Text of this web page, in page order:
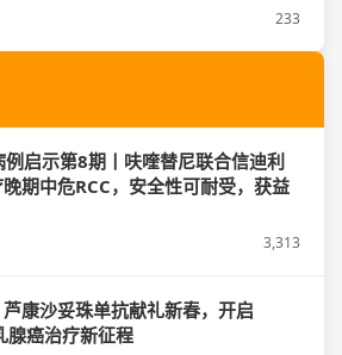
233
例启示第8期丨呋喹替尼联合信迪利
期中危RCC，安全性可耐受，获益
3,313
康沙妥珠单抗献礼新春，开启
腺癌治疗新征程